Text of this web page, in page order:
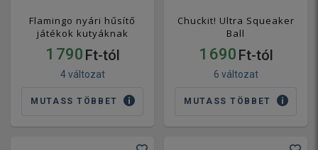
Flamingo nyári hűsítő
játékok kutyáknak
1 790 Ft-tól
4 változat
MUTASS TÖBBET
Chuckit! Ultra Squeaker
Ball
1 690 Ft-tól
6 változat
MUTASS TÖBBET